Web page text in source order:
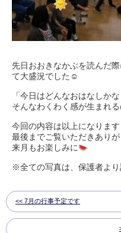
先日おおきなかぶを読んだ
て大盛況でした☺
「今日はどんなおはなしかな
そんなわくわく感が生まれ
今回の内容は以上になります
最後までご覧いただきありが
来月もお楽しみに
※全ての写真は、保護者より
7月の行事予定です